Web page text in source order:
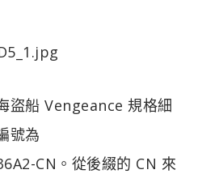
盜船 Vengeance 規格細
號為
CN。從後綴的 CN 來